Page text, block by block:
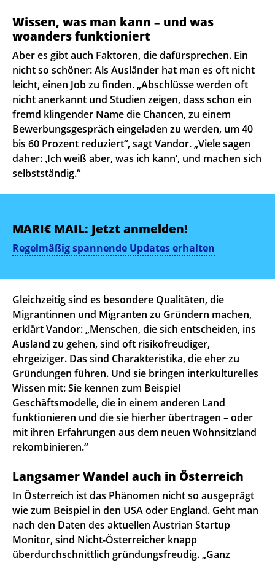
Wissen, was man kann – und was
woanders funktioniert
Aber es gibt auch Faktoren, die dafürsprechen. Ein
nicht so schöner: Als Ausländer hat man es oft nicht
leicht, einen Job zu finden. „Abschlüsse werden oft
nicht anerkannt und Studien zeigen, dass schon ein
fremd klingender Name die Chancen, zu einem
Bewerbungsgespräch eingeladen zu werden, um 40
bis 60 Prozent reduziert“, sagt Vandor. „Viele sagen
daher: ‚Ich weiß aber, was ich kann‘, und machen sich
selbstständig.“
MARI€ MAIL: Jetzt anmelden!
Regelmäßig spannende Updates erhalten
Gleichzeitig sind es besondere Qualitäten, die
Migrantinnen und Migranten zu Gründern machen,
erklärt Vandor: „Menschen, die sich entscheiden, ins
Ausland zu gehen, sind oft risikofreudiger,
ehrgeiziger. Das sind Charakteristika, die eher zu
Gründungen führen. Und sie bringen interkulturelles
Wissen mit: Sie kennen zum Beispiel
Geschäftsmodelle, die in einem anderen Land
funktionieren und die sie hierher übertragen – oder
mit ihren Erfahrungen aus dem neuen Wohnsitzland
rekombinieren.“
Langsamer Wandel auch in Österreich
In Österreich ist das Phänomen nicht so ausgeprägt
wie zum Beispiel in den USA oder England. Geht man
nach den Daten des aktuellen Austrian Startup
Monitor, sind Nicht-Österreicher knapp
überdurchschnittlich gründungsfreudig. „Ganz